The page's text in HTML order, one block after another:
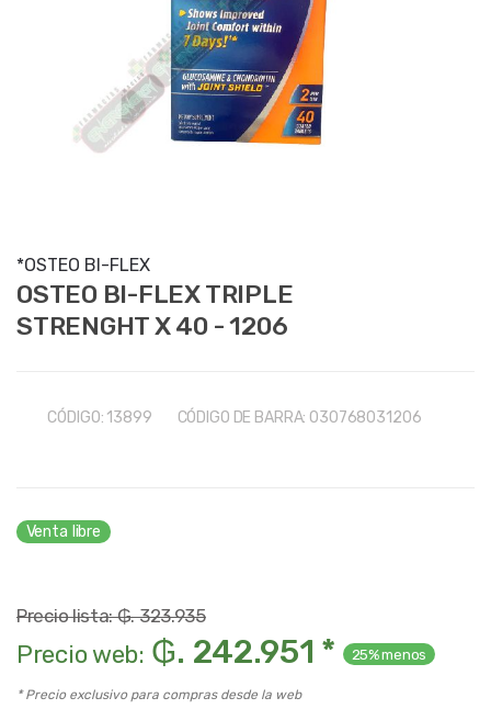
*OSTEO BI-FLEX
OSTEO BI-FLEX TRIPLE
STRENGHT X 40 - 1206
CÓDIGO: 13899 CÓDIGO DE BARRA: 030768031206
Venta libre
Precio lista: ₲. 323.935
Precio web: ₲. 242.951 * 25% menos
* Precio exclusivo para compras desde la web